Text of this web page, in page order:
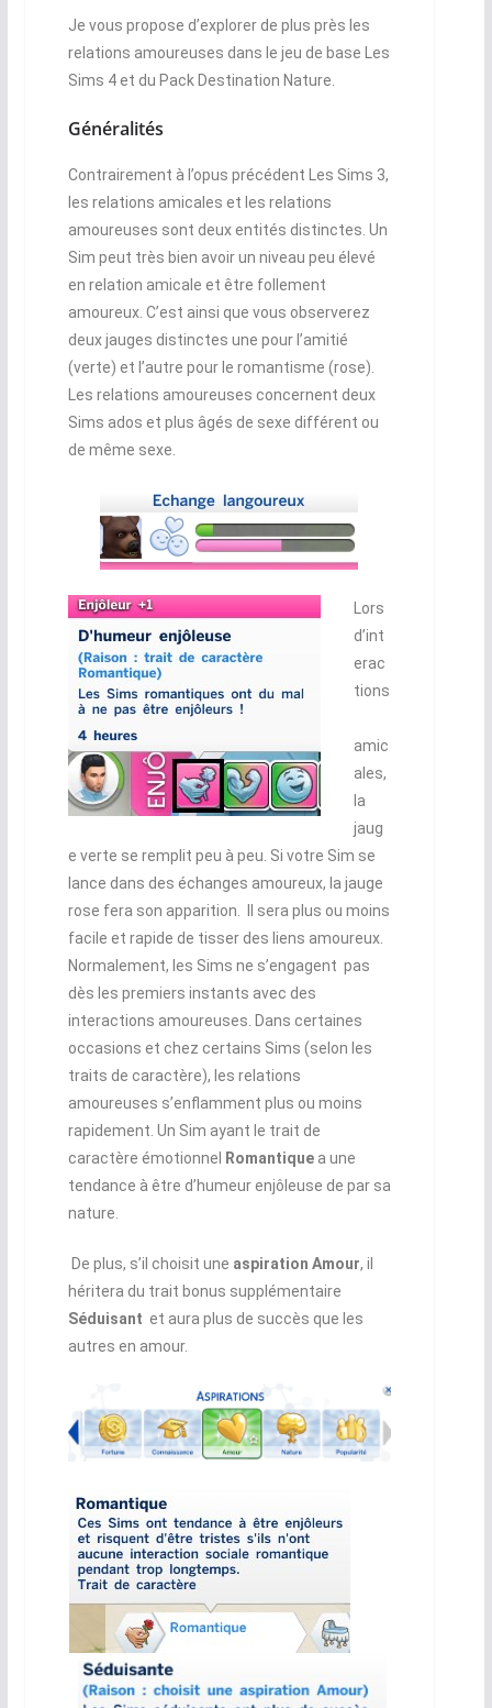
Je vous propose d’explorer de plus près les
relations amoureuses dans le jeu de base Les
Sims 4 et du Pack Destination Nature.
Généralités
Contrairement à l’opus précédent Les Sims 3,
les relations amicales et les relations
amoureuses sont deux entités distinctes. Un
Sim peut très bien avoir un niveau peu élevé
en relation amicale et être follement
amoureux. C’est ainsi que vous observerez
deux jauges distinctes une pour l’amitié
(verte) et l’autre pour le romantisme (rose).
Les relations amoureuses concernent deux
Sims ados et plus âgés de sexe différent ou
de même sexe.
Lors
d’int
erac
tions
amic
ales,
la
jaug
e verte se remplit peu à peu. Si votre Sim se
lance dans des échanges amoureux, la jauge
rose fera son apparition. Il sera plus ou moins
facile et rapide de tisser des liens amoureux.
Normalement, les Sims ne s’engagent pas
dès les premiers instants avec des
interactions amoureuses. Dans certaines
occasions et chez certains Sims (selon les
traits de caractère), les relations
amoureuses s’enflamment plus ou moins
rapidement. Un Sim ayant le trait de
caractère émotionnel
Romantique a une
tendance à être d’humeur enjôleuse de par sa
nature.
De plus, s’il choisit une aspiration Amour, il
héritera du trait bonus supplémentaire
Séduisant et aura plus de succès que les
autres en amour.